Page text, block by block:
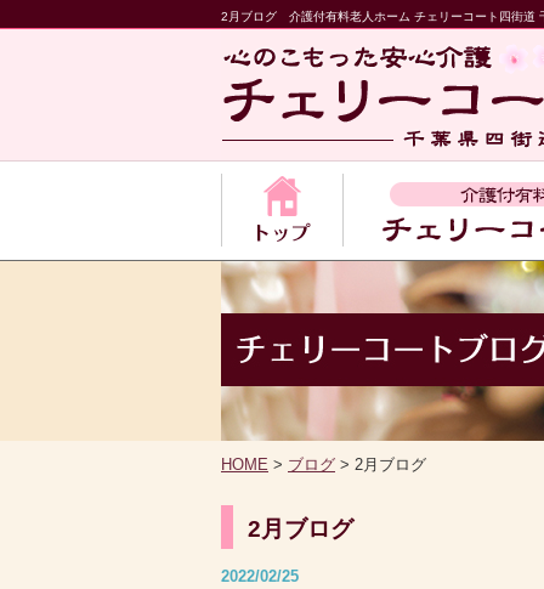
2月ブログ 介護付有料老人ホーム チェリーコート四街道
HOME > ブログ > 2月ブログ
2月ブログ
2022/02/25